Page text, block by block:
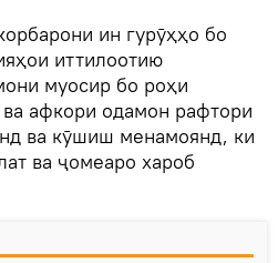
ин гурӯҳҳо бо
иттилоотию
муосир бо роҳи
афкори одамон рафтори
ва кӯшиш менамоянд, ки
ва ҷомеаро хароб